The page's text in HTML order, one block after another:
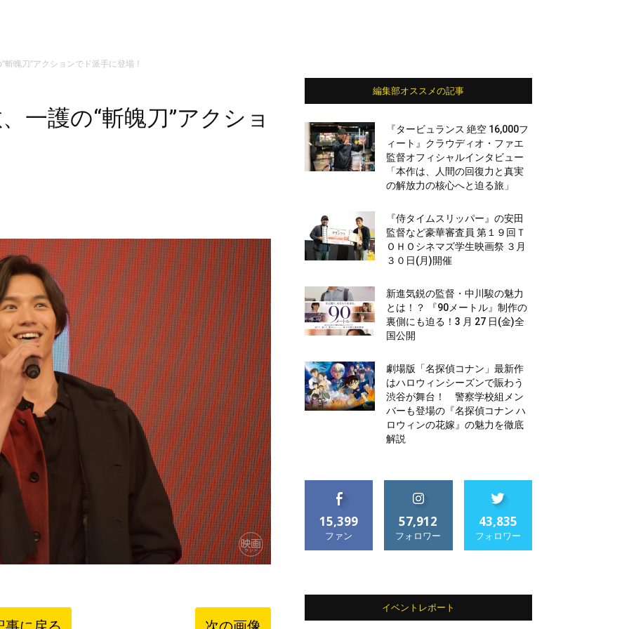
魄刀”アクションでド派手に登場！
一護の“斬魄刀”アクショ
編集部オススメの記事
『タービュランス 絶空 16,000フ
ィート』クラウディオ・ファエ
監督オフィシャルインタビュー
「本作は、人間の回復力と真実
の解放力の核心へと迫る旅」
『侍タイムスリッパー』の安田
監督など豪華審査員 第１９回Ｔ
ＯＨＯシネマズ学生映画祭 ３月
３０日(月)開催
新進気鋭の監督・中川駿の魅力
とは！？ 『90メートル』制作の
裏側にも迫る！3 月 27 日(金)全
国公開
劇場版「名探偵コナン」最新作
はハロウィンシーズンで賑わう
渋谷が舞台！ 警察学校組メン
バーも登場の『名探偵コナン ハ
ロウィンの花嫁』の魅力を徹底
解説
15,399
ファン
57,912
フォロワー
43,835
フォロワー
イベントレポート